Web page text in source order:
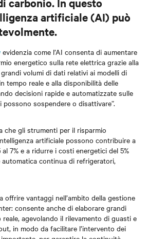
artificiale (AI) può
evidenzia come l’AI consenta di aumentare
energetico sulla rete elettrica grazie alla
volumi di dati relativi ai modelli di
tempo reale e alla disponibilità delle
decisioni rapide e automatizzate sulle
sospendere o disattivare”.
che gli strumenti per il risparmio
artificiale possono contribuire a
7% e a ridurre i costi energetici del 5%
automatica continua di refrigeratori,
offrire vantaggi nell’ambito della gestione
consente anche di elaborare grandi
agevolando il rilevamento di guasti e
in modo da facilitare l’intervento dei